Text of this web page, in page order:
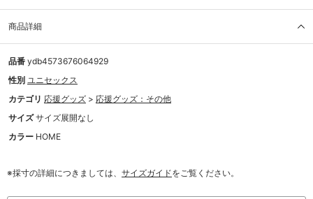
商品詳細
品番 ydb4573676064929
性別 ユニセックス
カテゴリ 応援グッズ > 応援グッズ：その他
サイズ サイズ展開なし
カラー HOME
※採寸の詳細につきましては、 サイズガイドをご覧ください。